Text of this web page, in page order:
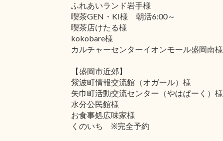
ふれあいランド岩手様
喫茶GEN・KI様 朝活6:00～
喫茶店けたる様
kokobare様
カルチャーセンターイオンモール盛岡南様
【盛岡市近郊】
紫波町情報交流館（オガール）様
矢巾町活動交流センター（やはぱーく）様
水分公民館様
お食事処広味家様
くのいち ※完全予約